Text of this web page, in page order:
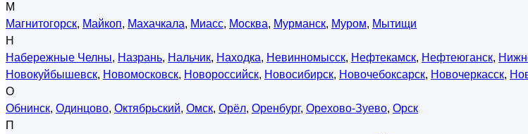
М
Магнитогорск, Майкоп, Махачкала, Миасс, Москва, Мурманск, Муром, Мытищи
Н
Набережные Челны, Назрань, Нальчик, Находка, Невинномысск, Нефтекамск, Нефтеюганск,
Новокуйбышевск, Новомосковск, Новороссийск, Новосибирск, Новочебоксарск, Новочеркасск,
О
Обнинск, Одинцово, Октябрьский, Омск, Орёл, Оренбург, Орехово-Зуево, Орск
П